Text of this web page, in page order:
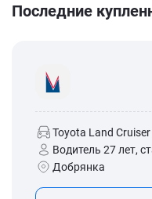
Последние
Toyota Land
Водитель 27 лет,
Добрянка